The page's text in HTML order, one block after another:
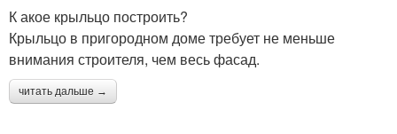
К акое крыльцо построить?
Крыльцо в пригородном доме требует не меньше
внимания строителя, чем весь фасад.
читать дальше →